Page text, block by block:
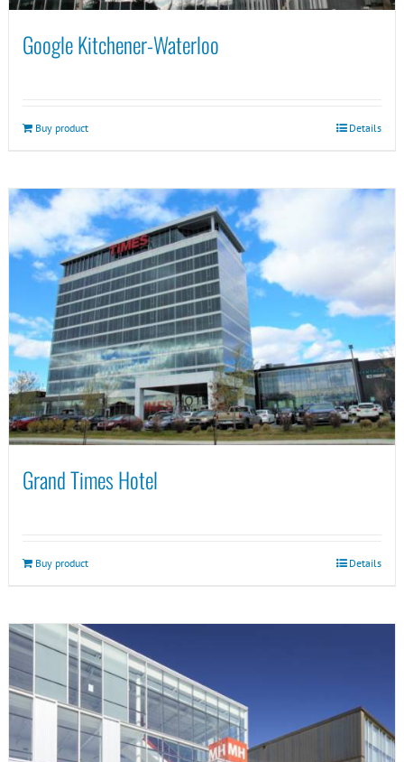
Google Kitchener-Waterloo
Buy product Details
Grand Times Hotel
Buy product Details